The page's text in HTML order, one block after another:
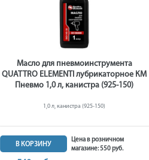
Масло для пневмоинструмента
QUATTRO ELEMENTI лубрикаторное КМ
Пневмо 1,0 л, канистра (925-150)
1,0 л, канистра (925-150)
В КОРЗИНУ
Цена в розничном
магазине: 550 руб.